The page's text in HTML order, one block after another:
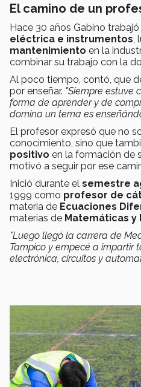
El camino de un
Hace 30 años Gabino
eléctrica e instrumentos
mantenimiento en la
combinar su trabajo con la
Al poco tiempo, contó, que
por enseñar. "Siempre estuve
forma de aprender y de
domina un tema es
El profesor expresó que no
conocimiento, sino que
positivo en la formación de
motivó a seguir por ese
Inició durante el semestre
1999 como profesor de
materia de Ecuaciones
materias de Matemáticas y
"Luego llegó la carrera de
Tampico y empecé a impartir
electrónica, circuitos y